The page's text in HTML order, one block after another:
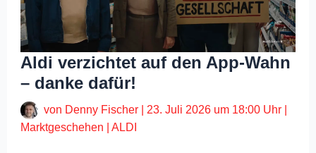
Aldi verzichtet auf den App-Wahn
– danke dafür!
von Denny Fischer 23. Juli 2026 um 18:00 Uhr
Marktgeschehen |ALDI